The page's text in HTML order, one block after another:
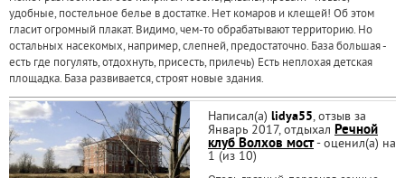
удобные, постельное белье в достатке. Нет комаров и клещей! Об этом
гласит огромный плакат. Видимо, чем-то обрабатывают территорию. Но
остальных насекомых, например, слепней, предостаточно. База большая -
есть где погулять, отдохнуть, присесть, прилечь) Есть неплохая детская
площадка. База развивается, строят новые здания.
Написал(а) lidya55, отзыв за
Январь 2017, отдыхал Речной
клуб Волхов мост- оценил(а) на
1 (из 10)